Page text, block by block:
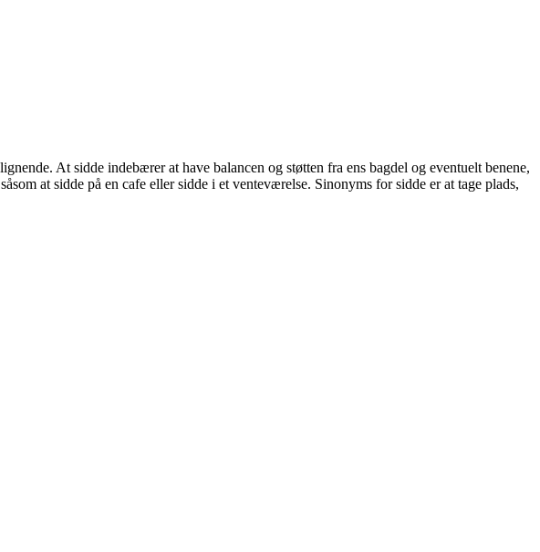
At sidde indebærer at have balancen og støtten fra ens bagdel og eventuelt benene,
at sidde på en cafe eller sidde i et venteværelse. Sinonyms for sidde er at tage plads,